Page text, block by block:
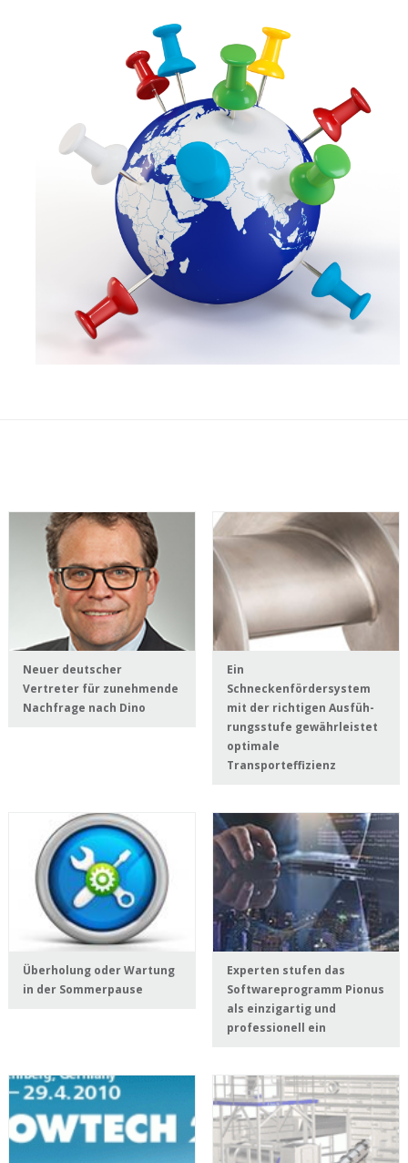
Neuer deutscher
Vertreter für zunehmende
Nachfrage nach Dino
Ein
Schneckenfördersystem
mit der richtigen Ausfüh-
rungsstufe gewährleistet
optimale
Transporteffizienz
Überholung oder Wartung
in der Sommerpause
Experten stufen das
Softwareprogramm Pionus
als einzigartig und
professionell ein